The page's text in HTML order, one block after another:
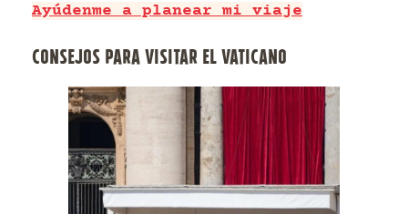
Ayúdenme a planear mi viaje
CONSEJOS PARA VISITAR EL VATICANO